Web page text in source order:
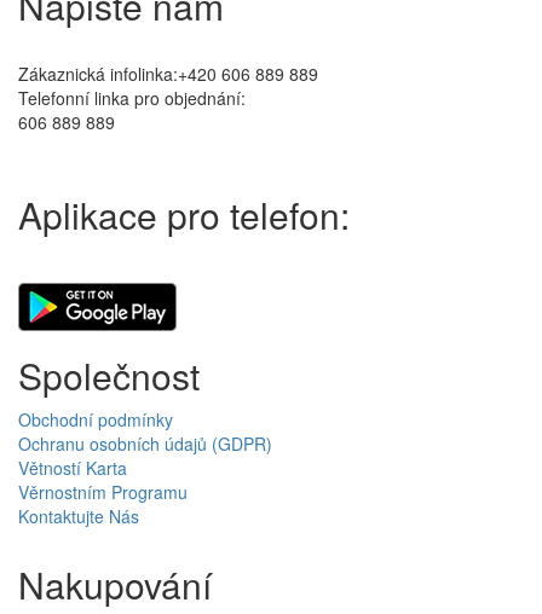
Zákaznická infolinka:+420 606 889 889
Telefonní linka pro objednání:
606 889 889
Aplikace pro telefon:
Společnost
Obchodní podmínky
Ochranu osobních údajů (GDPR)
Větností Karta
Věrnostním Programu
Kontaktujte Nás
Nakupování